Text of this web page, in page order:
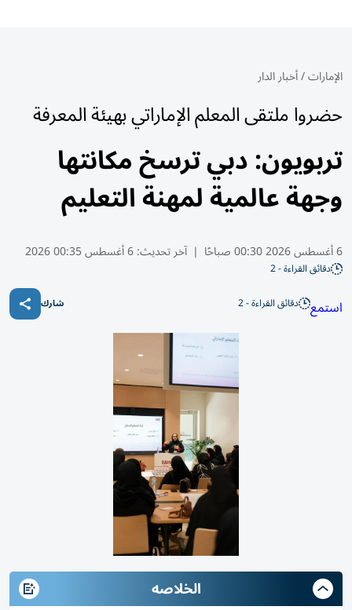
الإمارات/أخبار الدار
حضروا ملتقى المعلم الإماراتي بهيئة المعرفة
تربويون: دبي ترسخ مكانتها
وجهة عالمية لمهنة التعليم
6 أغسطس 2026 00:30 صباحًا | آخر تحديث:6 أغسطس 00:35 2026
دقائق القراءة - 2
استمع دقائق القراءة - 2 شارك
الخلاصه